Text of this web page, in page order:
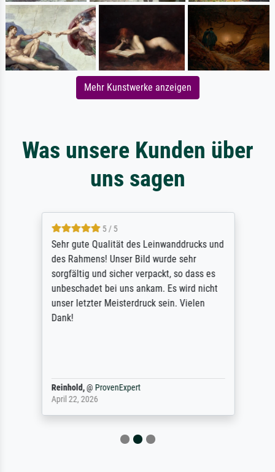
Mehr Kunstwerke anzeigen
Was unsere Kunden über
uns sagen
5 / 5
Sehr gute Qualität des Leinwanddrucks und
des Rahmens! Unser Bild wurde sehr
sorgfältig und sicher verpackt, so dass es
unbeschadet bei uns ankam. Es wird nicht
unser letzter Meisterdruck sein. Vielen
Dank!
Reinhold,@ ProvenExpert
April 22, 2026